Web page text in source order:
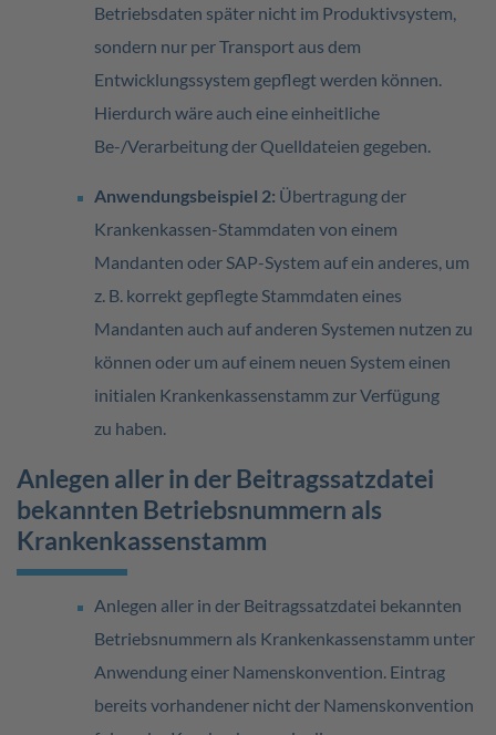
Betriebsdaten später nicht im Produktivsystem,
sondern nur per Transport aus dem
Entwicklungssystem gepflegt werden können.
Hierdurch wäre auch eine einheitliche
Be-/Verarbeitung der Quelldateien gegeben.
Anwendungsbeispiel 2: Übertragung der
Krankenkassen-Stammdaten von einem
Mandanten oder SAP-System auf ein anderes, um
z. B. korrekt gepflegte Stammdaten eines
Mandanten auch auf anderen Systemen nutzen zu
können oder um auf einem neuen System einen
initialen Krankenkassenstamm zur Verfügung
zu haben.
Anlegen aller in der Beitragssatzdatei
bekannten Betriebsnummern als
Krankenkassenstamm
Anlegen aller in der Beitragssatzdatei bekannten
Betriebsnummern als Krankenkassenstamm unter
Anwendung einer Namenskonvention. Eintrag
bereits vorhandener nicht der Namenskonvention